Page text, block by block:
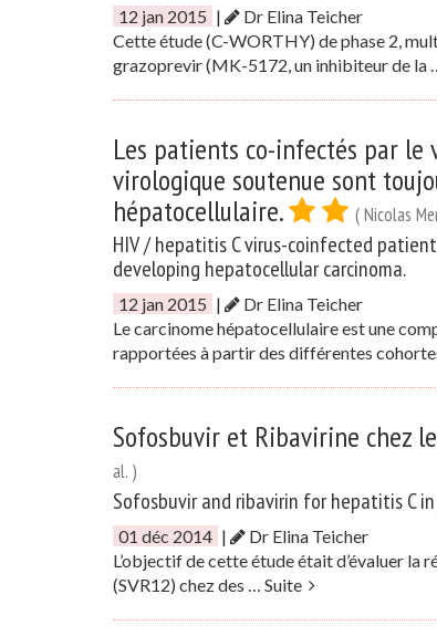
12 jan 2015 |
Dr Elina Teicher
Cette étude (C-WORTHY) de phase 2,
grazoprevir (MK-5172, un inhibiteur de la
Les patients co-infectés par
virologique soutenue sont
hépatocellulaire.
( Nicolas
HIV / hepatitis C virus-coinfected
developing hepatocellular carcinoma.
12 jan 2015 |
Dr Elina Teicher
Le carcinome hépatocellulaire est une
rapportées à partir des différentes
Sofosbuvir et Ribavirine chez
al. )
Sofosbuvir and ribavirin for hepatitis C
01 déc 2014 |
Dr Elina Teicher
L’objectif de cette étude était d’évaluer la
(SVR12) chez des … Suite